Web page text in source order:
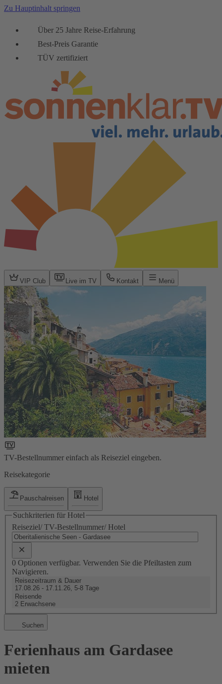
Zu Hauptinhalt springen
Über 25 Jahre Reise-Erfahrung
Best-Preis Garantie
TÜV zertifiziert
VIP Club Live im TV Kontakt Menü
TV-Bestellnummer einfach als Reiseziel eingeben.
Reisekategorie
Pauschalreisen Hotel
Suchkriterien für Hotel
Reiseziel/ TV-Bestellnummer/ Hotel
0 Optionen verfügbar. Verwenden Sie die Pfeiltasten zum
Navigieren.
Reisezeitraum & Dauer
17.08.26 - 17.11.26, 5-8 Tage
Reisende
2 Erwachsene
Suchen
Ferienhaus am Gardasee
mieten